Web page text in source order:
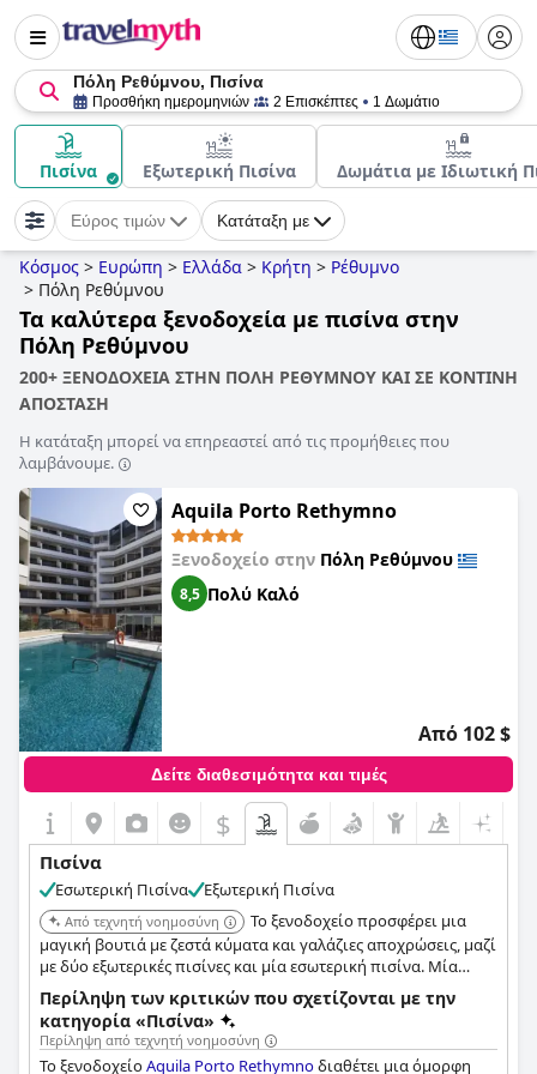
Πόλη Ρεθύμνου, Πισίνα
Προσθήκη ημερομηνιών 2 Επισκέπτες 1 Δωμάτιο
Πισίνα Εξωτερική Πισίνα Δωμάτια με Ιδιωτική
Εύρος τιμών Κατάταξη με
Κόσμος > Ευρώπη > Ελλάδα > Κρήτη > Ρέθυμνο
> Πόλη Ρεθύμνου
Τα καλύτερα ξενοδοχεία με πισίνα στην
Πόλη Ρεθύμνου
200+ ΞΕΝΟΔΟΧΕΙΑ ΣΤΗΝ ΠΟΛΗ ΡΕΘΥΜΝΟΥ ΚΑΙ ΣΕ ΚΟΝΤΙΝΗ
ΑΠΟΣΤΑΣΗ
Η κατάταξη μπορεί να επηρεαστεί από τις προμήθειες που
λαμβάνουμε.
Aquila Porto Rethymno
Ξενοδοχείο στην Πόλη Ρεθύμνου
8,5 Πολύ Καλό
Από 102 $
Δείτε διαθεσιμότητα και τιμές
$
Πισίνα
Εσωτερική Πισίνα Εξωτερική Πισίνα
Από τεχνητή νοημοσύνη
Το ξενοδοχείο προσφέρει μια
μαγική βουτιά με ζεστά κύματα και γαλάζιες αποχρώσεις, μαζί
με δύο εξωτερικές πισίνες και μία εσωτερική πισίνα. Μία
εξωτερική πισίνα ανακαινίστηκε πρόσφατα για ηρεμία,
περιτριγυρισμένη από πλούσια βλάστηση για μια
απομονωμένη αίσθηση, και μία υπερυψωμένη με εκπληκτική
θέα στο Αιγαίο, συνδυάζοντας την πολυτέλεια του θερέτρου
Περίληψη των κριτικών που σχετίζονται με την
κατηγορία «Πισίνα»
Περίληψη από τεχνητή νοημοσύνη
Το ξενοδοχείοAquila Porto Rethymnoδιαθέτει μια όμορφη